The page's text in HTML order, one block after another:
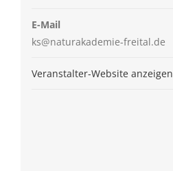
E-Mail
ks@naturakademie-freital.de
Veranstalter-Website anzeigen